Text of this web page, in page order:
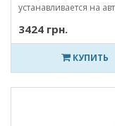
устанавливается на
3424 грн.
КУПИТЬ